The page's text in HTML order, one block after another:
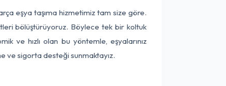
eşya taşıma hizmetimiz tam size göre.
bölüştürüyoruz. Böylece tek bir koltuk
ve hızlı olan bu yöntemle, eşyalarınız
ve sigorta desteği sunmaktayız.